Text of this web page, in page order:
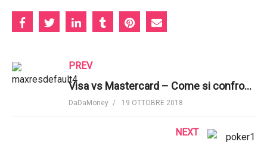
PREV
Visa vs Mastercard – Come si confrontano? | The Infographics Show
DaDaMoney 19 OTTOBRE 2018
NEXT